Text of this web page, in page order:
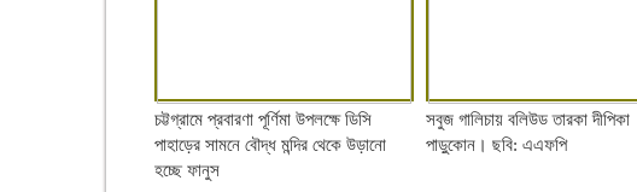
চট্টগ্রামে প্রবারণা পূর্ণিমা উপলক্ষে ডিসি
পাহাড়ের সামনে বৌদ্ধ মন্দির থেকে উড়ানো
হচ্ছে ফানুস
সবুজ গালিচায় বলিউড তারকা দীপিকা
পাড়ুকোন। ছবি: এএফপি